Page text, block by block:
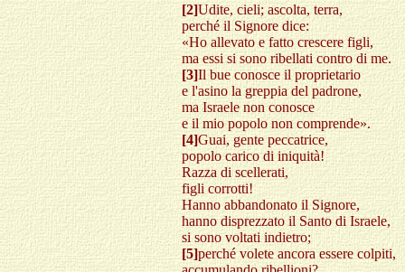
[2]Udite, cieli; ascolta, terra,
perché il Signore dice:
«Ho allevato e fatto crescere figli,
ma essi si sono ribellati contro di me.
[3]Il bue conosce il proprietario
e l'asino la greppia del padrone,
ma Israele non conosce
e il mio popolo non comprende».
[4]Guai, gente peccatrice,
popolo carico di iniquità!
Razza di scellerati,
figli corrotti!
Hanno abbandonato il Signore,
hanno disprezzato il Santo di Israele,
si sono voltati indietro;
[5]perché volete ancora essere colpiti,